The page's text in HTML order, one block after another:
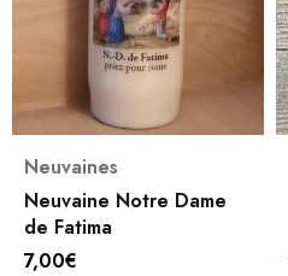
Neuvaines
Neuvaine Notre Dame
de Fatima
7,00€